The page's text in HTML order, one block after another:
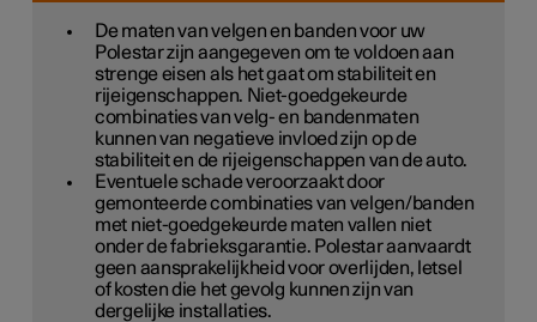
De maten van velgen en banden voor uw
Polestar zijn aangegeven om te voldoen aan
strenge eisen als het gaat om stabiliteit en
rijeigenschappen. Niet-goedgekeurde
combinaties van velg- en bandenmaten
kunnen van negatieve invloed zijn op de
stabiliteit en de rijeigenschappen van de auto.
Eventuele schade veroorzaakt door
gemonteerde combinaties van velgen/banden
met niet-goedgekeurde maten vallen niet
onder de fabrieksgarantie. Polestar aanvaardt
geen aansprakelijkheid voor overlijden, letsel
of kosten die het gevolg kunnen zijn van
dergelijke installaties.